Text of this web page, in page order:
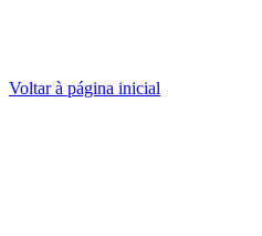
Voltar à página inicial